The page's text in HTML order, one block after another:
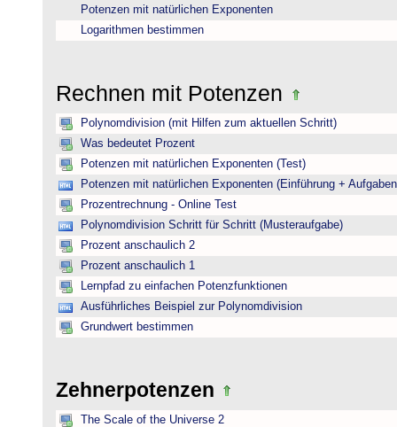
Potenzen mit natürlichen Exponenten
Logarithmen bestimmen
Rechnen mit Potenzen
Polynomdivision (mit Hilfen zum aktuellen Schritt)
Was bedeutet Prozent
Potenzen mit natürlichen Exponenten (Test)
Potenzen mit natürlichen Exponenten (Einführung +
Prozentrechnung - Online Test
Polynomdivision Schritt für Schritt (Musteraufgabe)
Prozent anschaulich 2
Prozent anschaulich 1
Lernpfad zu einfachen Potenzfunktionen
Ausführliches Beispiel zur Polynomdivision
Grundwert bestimmen
Zehnerpotenzen
The Scale of the Universe 2